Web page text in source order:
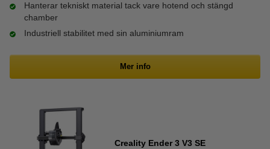
Creality Ender 3 V3 SE
Hanterar tekniskt material tack vare hotend och stängd
chamber
Industriell stabilitet med sin aluminiumram
Mer info